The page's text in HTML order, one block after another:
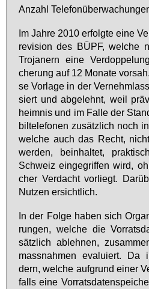
An­zahl
Im Jah­re 2010 er­folg­te ei­ne
re­vi­si­on des BÜPF, wel­che
Tro­ja­nern ei­ne
che­rung auf 12 Mo­na­te
se Vor­la­ge in der
siert und ab­ge­lehnt, weil
heim­nis und im Fal­le der
bil­te­le­fo­nen zu­sätz­lich noch
wel­che auch das Recht,
wer­den, be­inhal­tet,
Schweiz ein­ge­grif­fen wird,
cher Ver­dacht vor­liegt.
Nut­zen er­sicht­lich.
In der Fol­ge ha­ben sich
run­gen, wel­che die
sätz­lich ab­leh­nen,
mass­nah­men eva­lu­iert.
dern, wel­che auf­grund ei­ner
falls ei­ne